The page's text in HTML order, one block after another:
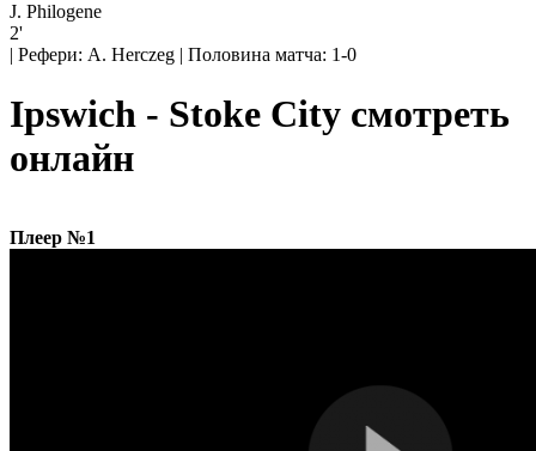
J. Philogene
2'
| Рефери: A. Herczeg | Половина матча: 1-0
Ipswich - Stoke City смотреть
онлайн
Плеер №1